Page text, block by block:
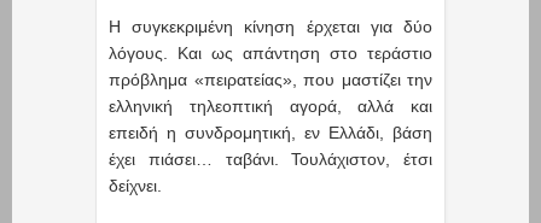
Η συγκεκριμένη κίνηση έρχεται για δύο
λόγους. Και ως απάντηση στο τεράστιο
πρόβλημα «πειρατείας», που μαστίζει την
ελληνική τηλεοπτική αγορά, αλλά και
επειδή η συνδρομητική, εν Ελλάδι, βάση
έχει πιάσει… ταβάνι. Τουλάχιστον, έτσι
δείχνει.